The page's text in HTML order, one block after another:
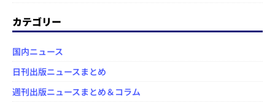
カテゴリー
国内ニュース
日刊出版ニュースまとめ
週刊出版ニュースまとめ＆コラム